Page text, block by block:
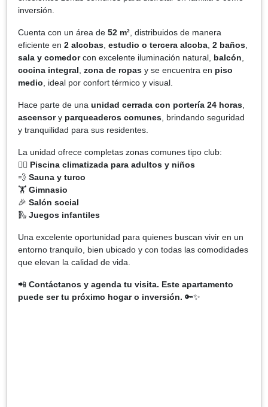
inversión.
Cuenta con un área de 52 m² , distribuidos de manera
eficiente en 2 alcobas estudio o tercera alcoba 2 baños
sala y comedorcon excelente iluminación natural, balcón
cocina integral zona de ropas y se encuentra en piso
medio , ideal por confort térmico y visual.
Hace parte de una unidad cerrada con portería 24 horas
ascensory parqueaderos comunes , brindando seguridad
y tranquilidad para sus residentes.
La unidad ofrece completas zonas comunes tipo club:
🏊‍♂️ Piscina climatizada para adultos y niños
💨 Sauna y turco
🏋️ Gimnasio
🎉 Salón social
🛝 Juegos infantiles
Una excelente oportunidad para quienes buscan vivir en un
entorno tranquilo, bien ubicado y con todas las comodidades
que elevan la calidad de vida.
📲 Contáctanos y agenda tu visita. Este apartamento
puede ser tu próximo hogar o inversión. 🔑✨